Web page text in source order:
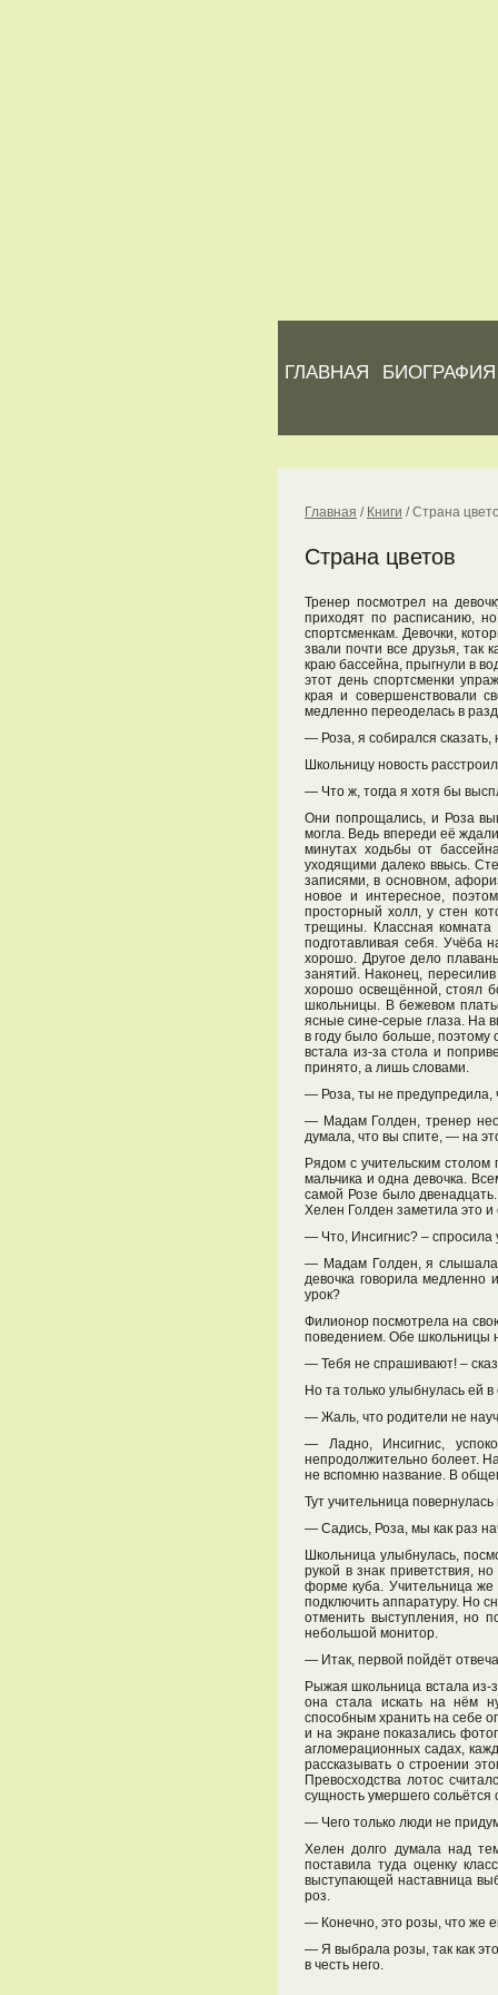
ГЛАВНАЯ БИОГРАФИЯ
Главная / Книги /Страна
Страна цветов
Тренер посмотрел на
приходят по расписанию,
спортсменкам. Девочки,
звали почти все друзья, так
краю бассейна, прыгнули в
этот день спортсменки
края и совершенствовали
медленно переоделась в
— Роза, я собирался сказать,
Школьницу новость
— Что ж, тогда я хотя бы
Они попрощались, и Роза
могла. Ведь впереди её
минутах ходьбы от
уходящими далеко ввысь.
записями, в основном,
новое и интересное,
просторный холл, у стен
трещины. Классная комната
подготавливая себя. Учёба
хорошо. Другое дело
занятий. Наконец,
хорошо освещённой, стоял
школьницы. В бежевом
ясные сине-серые глаза. На
в году было больше, поэтому
встала из-за стола и
принято, а лишь словами.
— Роза, ты не предупредила,
— Мадам Голден, тренер
думала, что вы спите, — на
Рядом с учительским
мальчика и одна девочка.
самой Розе было
Хелен Голден заметила это и
— Что, Инсигнис? – спросила
— Мадам Голден, я слышала
девочка говорила медленно
урок?
Филионор посмотрела на
поведением. Обе школьницы
— Тебя не спрашивают! –
Но та только улыбнулась ей в
— Жаль, что родители не
— Ладно, Инсигнис,
непродолжительно болеет.
не вспомню название. В
Тут учительница
— Садись, Роза, мы как раз
Школьница улыбнулась,
рукой в знак приветствия,
форме куба. Учительница же
подключить аппаратуру. Но
отменить выступления, но
небольшой монитор.
— Итак, первой пойдёт
Рыжая школьница встала из-
она стала искать на нём
способным хранить на себе
и на экране показались
агломерационных садах,
рассказывать о строении
Превосходства лотос
сущность умершего сольётся
— Чего только люди не
Хелен долго думала над
поставила туда оценку
выступающей наставница
роз.
— Конечно, это розы, что же
— Я выбрала розы, так как
в честь него.